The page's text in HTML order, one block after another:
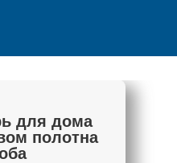
для дома
полотна